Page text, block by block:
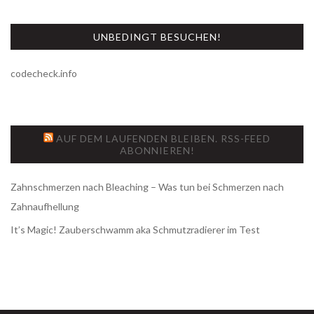
UNBEDINGT BESUCHEN!
codecheck.info
AUF DEM LAUFENDEN BLEIBEN. RSS-FEED
ABONNIEREN!
Zahnschmerzen nach Bleaching – Was tun bei Schmerzen nach
Zahnaufhellung
It’s Magic! Zauberschwamm aka Schmutzradierer im Test